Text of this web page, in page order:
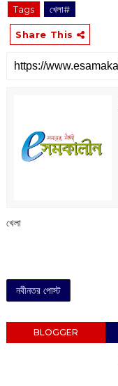
Tags খেলা#
Share This
খেলা
নবীনতর পোস্ট
BLOGGER